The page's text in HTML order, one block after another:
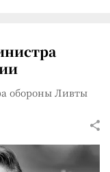
обороны Ливты